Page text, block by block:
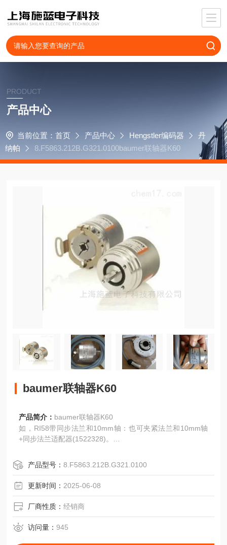
PRODUCT
产品中心
当前位置： 首页 产品中心 Hengstler编码器
丹
纳帕
8.F5863.212B.G321.0100baumer联轴器K60
baumer联轴器K60
产品简介： baumer联轴器K60
如，RI58带同步法兰和10mm轴：也可夹紧法兰和10mm轴
+同步法兰适配器(1522328)。
RI58-Ｔ;4...2500
Ａ=直流5VE=直流10V-30V
T=RS422+报警R=RS422+传感K=推挽
C=Conin,轴向,顺时针C=Conin,轴向,顺时针C=Conin,轴向,顺
时针
D=Conin,径向,顺时针
产品型号：8.F5863.212B.G321.0100
更新时间： 2025-06-08
厂商性质：经销商
访问量：945